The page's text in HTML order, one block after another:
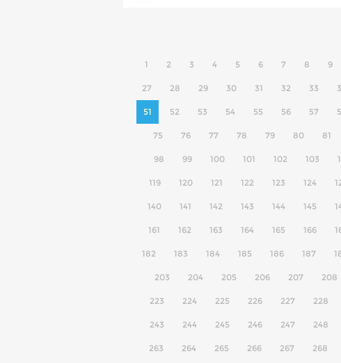
1 2 3 4 5 6 7 8 9
27 28 29 30 31 32 33
51 52 53 54 55 56 57
75 76 77 78 79 80 81
98 99 100 101 102 103
119 120 121 122 123 124
140 141 142 143 144 145
161 162 163 164 165 166
182 183 184 185 186 187
203 204 205 206 207 208
223 224 225 226 227 228
243 244 245 246 247 248
263 264 265 266 267 268